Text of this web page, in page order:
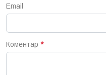
Email
Коментар *